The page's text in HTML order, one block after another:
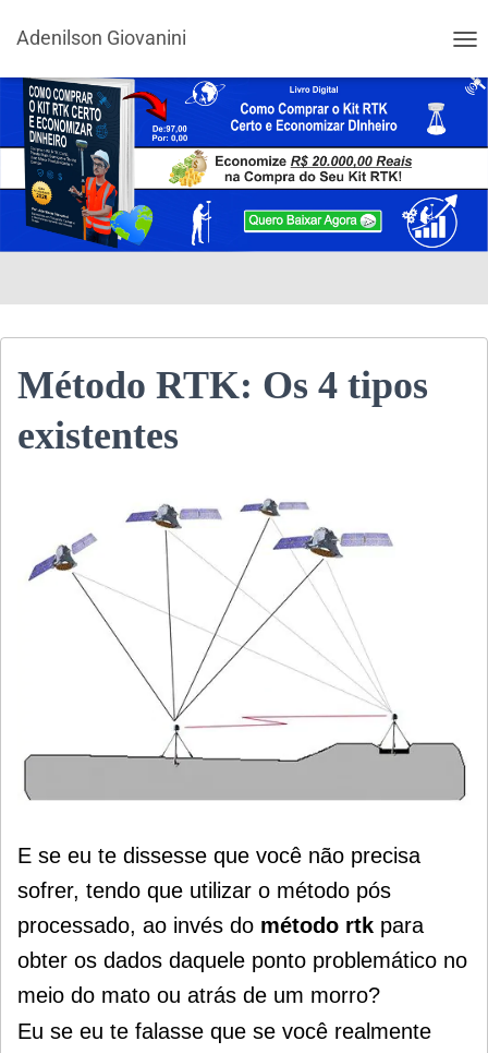
Adenilson Giovanini
Método RTK: Os 4 tipos
existentes
E se eu te dissesse que você não precisa
sofrer, tendo que utilizar o método pós
processado, ao invés do método rtk para
obter os dados daquele ponto problemático no
meio do mato ou atrás de um morro?
Eu se eu te falasse que se você realmente